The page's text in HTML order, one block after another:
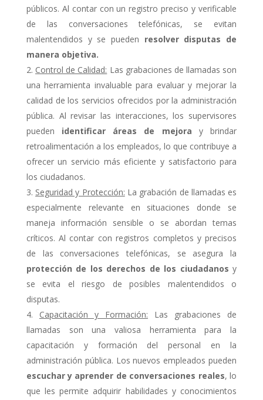
públicos. Al contar con un registro preciso y verificable
de las conversaciones telefónicas, se evitan
malentendidos y se pueden resolver disputas de
manera objetiva.
Control de Calidad: Las grabaciones de llamadas son
una herramienta invaluable para evaluar y mejorar la
calidad de los servicios ofrecidos por la administración
pública. Al revisar las interacciones, los supervisores
pueden identificar áreas de mejora y brindar
retroalimentación a los empleados, lo que contribuye a
ofrecer un servicio más eficiente y satisfactorio para
los ciudadanos.
Seguridad y Protección: La grabación de llamadas es
especialmente relevante en situaciones donde se
maneja información sensible o se abordan temas
críticos. Al contar con registros completos y precisos
de las conversaciones telefónicas, se asegura la
protección de los derechos de los ciudadanos y
se evita el riesgo de posibles malentendidos o
disputas.
Capacitación y Formación: Las grabaciones de
llamadas son una valiosa herramienta para la
capacitación y formación del personal en la
administración pública. Los nuevos empleados pueden
escuchar y aprender de conversaciones reales, lo
que les permite adquirir habilidades y conocimientos